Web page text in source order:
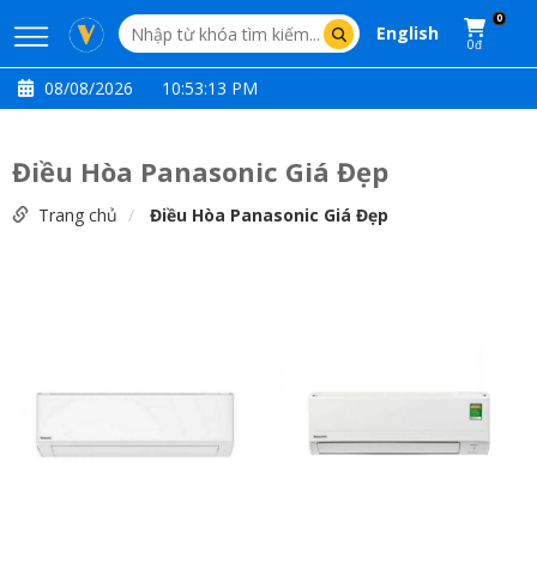
English
0
0đ
08/08/2026 10:53:15 PM
Điều Hòa Panasonic Giá Đẹp
Trang chủ Điều Hòa Panasonic Giá Đẹp